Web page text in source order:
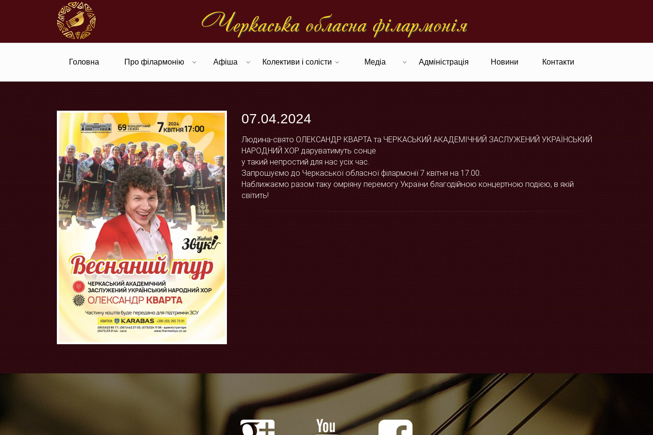
Черкаська обласна фiлармонiя
Головна Про філармонію Афіша Колективи і солісти Медіа Адміністрація Новини Контакти
07.04.2024
Людина-свято ОЛЕКСАНДР КВАРТА та ЧЕРКАСЬКИЙ АКАДЕМІЧНИЙ ЗАСЛУЖЕНИЙ УКРАЇНСЬКИЙ
НАРОДНИЙ ХОР даруватимуть сонце
у такий непростий для нас усіх час.
Запрошуємо до Черкаської обласної філармонії 7 квітня на 17.00.
Наближаємо разом таку омріяну перемогу України благодійною концертною подією, в якій
світить!